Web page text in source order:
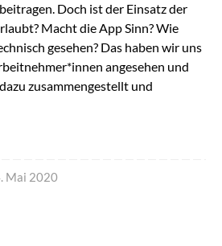
Doch ist der Einsatz der
Macht die App Sinn? Wie
gesehen? Das haben wir uns
angesehen und
zusammengestellt und
Mai 2020